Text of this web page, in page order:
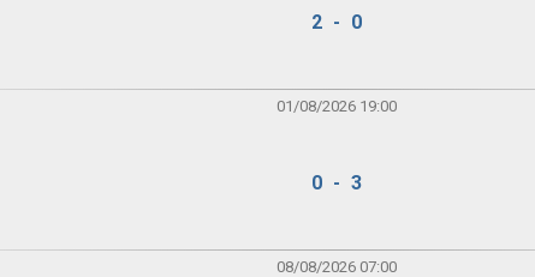
2 - 0
01/08/2026 19:00
0 - 3
08/08/2026 07:00